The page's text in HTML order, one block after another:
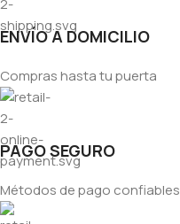
ENVÍO A DOMICILIO
Compras hasta tu puerta
PAGO SEGURO
Métodos de pago confiables